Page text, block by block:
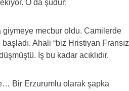
O da şudur:
giymeye mecbur oldu. Camilerde
Ahali “biz Hristiyan Fransız
İş bu kadar acıklıdır.
Bir Erzurumlu olarak şapka